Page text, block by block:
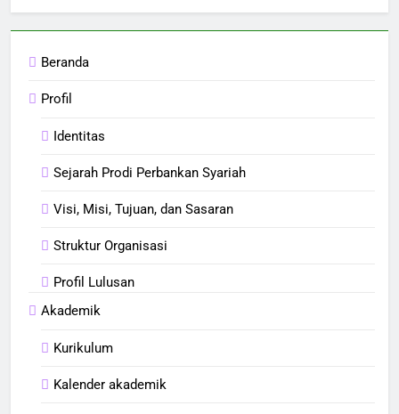
Beranda
Profil
Identitas
Sejarah Prodi Perbankan Syariah
Visi, Misi, Tujuan, dan Sasaran
Struktur Organisasi
Profil Lulusan
Akademik
Kurikulum
Kalender akademik